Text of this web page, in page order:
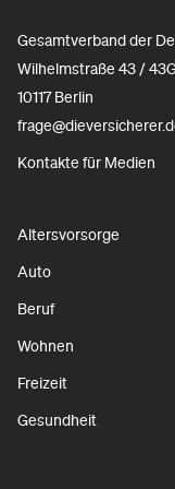
Gesamtverband der
Wilhelmstraße 43 /
10117 Berlin
Kontakte für Medien
Altersvorsorge
Auto
Beruf
Wohnen
Freizeit
Gesundheit